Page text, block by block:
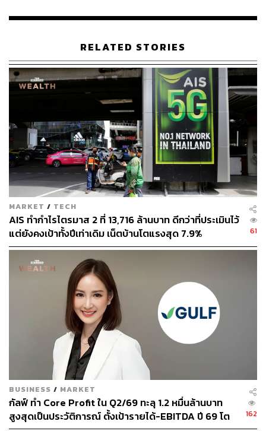
RELATED STORIES
MARKET / TECH
AIS ทำกำไรไตรมาส 2 ที่ 13,716 ล้านบาท ดีกว่าที่ประเมินไว้
แต่ยังคงเป้าทั้งปีเท่าเดิม เน็ตบ้านโตแรงสุด 7.9%
61
BUSINESS / MARKET
กัลฟ์ ทำ Core Profit ใน Q2/69 ทะลุ 1.2 หมื่นล้านบาท
สูงสุดเป็นประวัติการณ์ ตั้งเป้ารายได้-EBITDA ปี 69 โต
162